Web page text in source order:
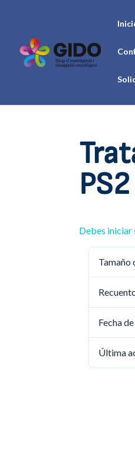
Debes iniciar
Tamaño
Fecha
Última